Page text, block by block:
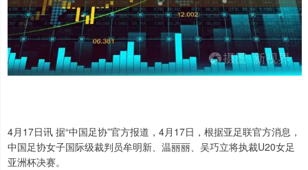
4月17日讯 据“中国足协”官方报道，4月17日，根据亚足联官方消息，
中国足协女子国际级裁判员牟明新、温丽丽、吴巧立将执裁U20女足
亚洲杯决赛。